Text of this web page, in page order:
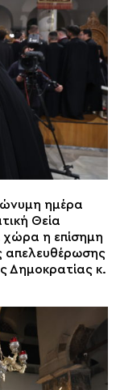
ημέρα
Θεία
χώρα η επίσημη
απελευθέρωσης
Δημοκρατίας κ.